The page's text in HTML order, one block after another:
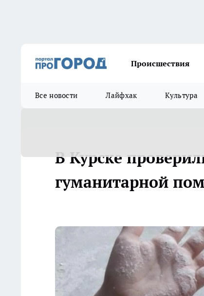
Происшествия
Все новости Лайфхак Культура
В Курске
гуманитарной